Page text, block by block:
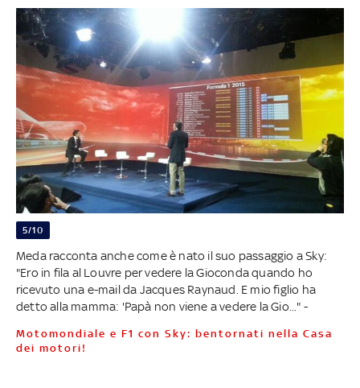
5/10
Meda racconta anche come è nato il suo passaggio a Sky:
"Ero in fila al Louvre per vedere la Gioconda quando ho
ricevuto una e-mail da Jacques Raynaud. E mio figlio ha
detto alla mamma: 'Papà non viene a vedere la Gio..." -
Motomondiale e F1 con Sky: bentornati nella Casa
dei motori!